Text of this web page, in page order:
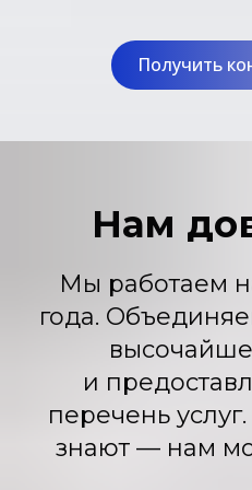
Получить
Нам
Мы работаем
года.
и
перечень
знают — нам